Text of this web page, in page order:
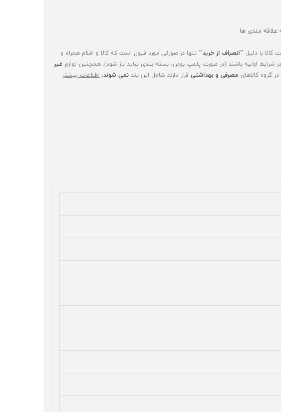
علاقه مندی ها
کالا با دلیل "انصراف از خرید" تنها در صورتی مورد قبول است که کالا و اقلام همراه و
شرایط اولیه باشند (در صورت پلمپ بودن، بسته بندی نباید باز شود). همچنین لوازم غیر
گروه کالاهای مصرفی و بهداشتی قرار دارند شامل این بند نمی شوند. اطلاعات بیشتر